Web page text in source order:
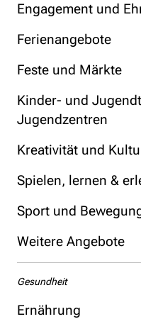
Engagement und
Ferienangebote
Feste und Märkte
Kinder- und
Jugendzentren
Kreativität und
Spielen, lernen &
Sport und
Weitere Angebote
Gesundheit
Ernährung